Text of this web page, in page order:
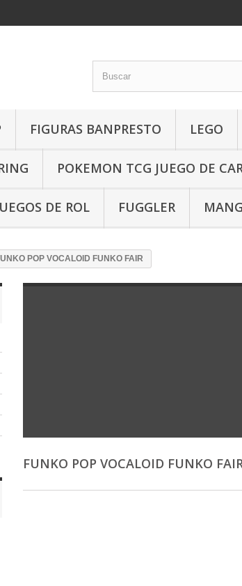
FIGURAS BANPRESTO LEGO
POKEMON TCG JUEGO DE
DE ROL FUGGLER
POP VOCALOID FUNKO FAIR
FUNKO POP VOCALOID FUNKO